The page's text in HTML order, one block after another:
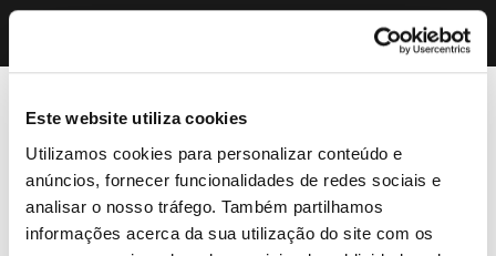
Este website utiliza cookies
Utilizamos cookies para personalizar conteúdo e
anúncios, fornecer funcionalidades de redes sociais e
analisar o nosso tráfego. Também partilhamos
informações acerca da sua utilização do site com os